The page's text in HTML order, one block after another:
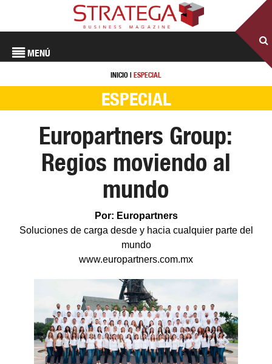
MENÚ
INICIO | ESPECIAL
ESPECIAL
Europartners Group:
Regios moviendo al
mundo
Por: Europartners
Soluciones de carga desde y hacia cualquier parte del
mundo
www.europartners.com.mx